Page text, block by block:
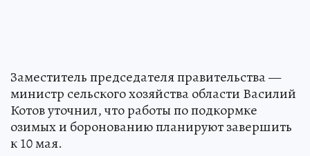
Заместитель председателя правительства —
министр сельского хозяйства области Василий
Котов уточнил, что работы по подкормке
озимых и боронованию планируют завершить
к 10 мая.